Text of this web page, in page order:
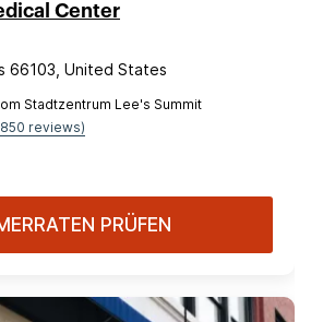
Center
66103, United States
Stadtzentrum Lee's Summit
reviews)
PRÜFEN